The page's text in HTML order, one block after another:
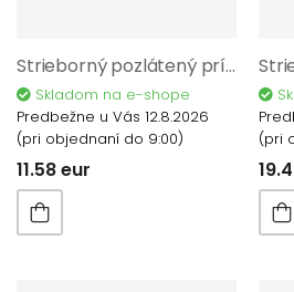
Strieborný pozlátený príves AG 925/1000 AGRO3405
Skladom na e-shope
Predbežne u Vás 12.8.2026
(pri objednaní do 9:00)
11.58 eur
(pri